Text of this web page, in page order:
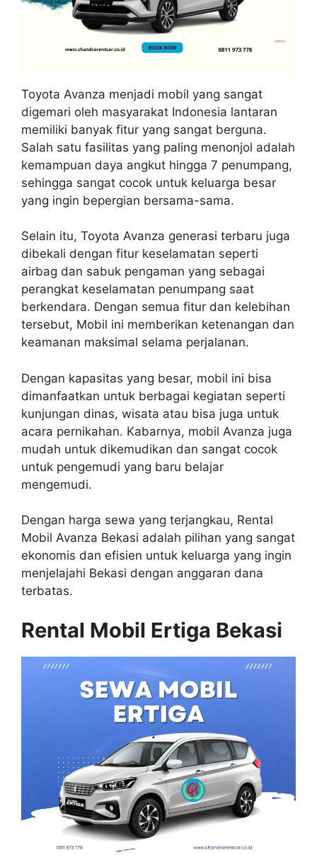
Toyota Avanza menjadi mobil yang sangat
digemari oleh masyarakat Indonesia lantaran
memiliki banyak fitur yang sangat berguna.
Salah satu fasilitas yang paling menonjol adalah
kemampuan daya angkut hingga 7 penumpang,
sehingga sangat cocok untuk keluarga besar
yang ingin bepergian bersama-sama.
Selain itu, Toyota Avanza generasi terbaru juga
dibekali dengan fitur keselamatan seperti
airbag dan sabuk pengaman yang sebagai
perangkat keselamatan penumpang saat
berkendara. Dengan semua fitur dan kelebihan
tersebut, Mobil ini memberikan ketenangan dan
keamanan maksimal selama perjalanan.
Dengan kapasitas yang besar, mobil ini bisa
dimanfaatkan untuk berbagai kegiatan seperti
kunjungan dinas, wisata atau bisa juga untuk
acara pernikahan. Kabarnya, mobil Avanza juga
mudah untuk dikemudikan dan sangat cocok
untuk pengemudi yang baru belajar
mengemudi.
Dengan harga sewa yang terjangkau, Rental
Mobil Avanza Bekasi adalah pilihan yang sangat
ekonomis dan efisien untuk keluarga yang ingin
menjelajahi Bekasi dengan anggaran dana
terbatas.
Rental Mobil Ertiga Bekasi